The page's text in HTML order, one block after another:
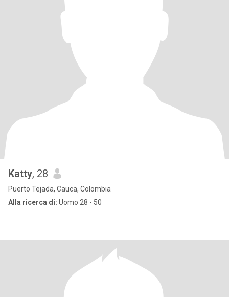
Katty, 28
Puerto Tejada, Cauca, Colombia
Alla ricerca di: Uomo 28 - 50